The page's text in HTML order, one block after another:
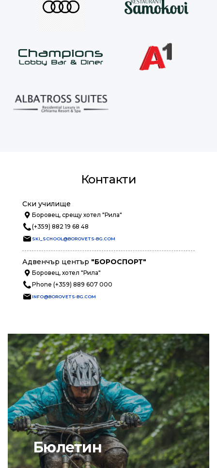
Бюлетин
email
Контакти
Ски училище
Боровец, срещу хотел "Рила"
(+359) 882 19 68 48
SKI_SCHOOL@BOROVETS-BG.COM
Адвенчър център "БОРОСПОРТ"
Боровец, хотел "Рила"
Phone (+359) 889 607 000
INFO@BOROVETS-BG.COM